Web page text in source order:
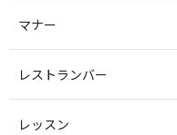
マナー
レストランバー
レッスン